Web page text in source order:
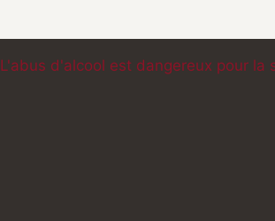
L'abus d'alcool est dangereux pour